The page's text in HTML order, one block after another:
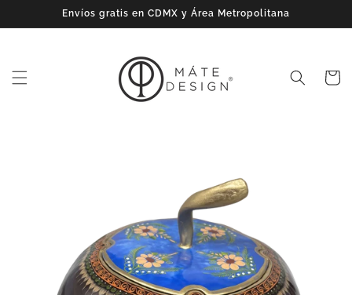
directamente
al contenido
Envíos gratis en CDMX y Área Metropolitana
Carrito